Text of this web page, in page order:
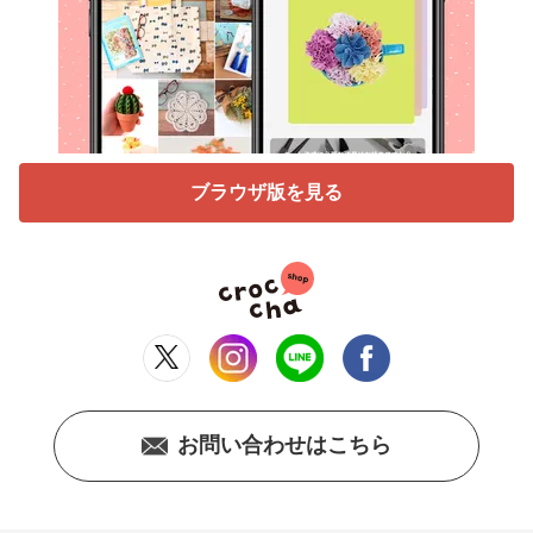
ブラウザ版を見る
お問い合わせはこちら